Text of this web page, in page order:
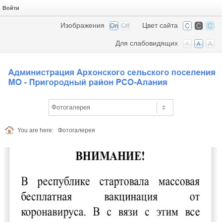
Войти
Цвет сайта
Изображения
Для слабовидящих
You are here: Фотогалерея